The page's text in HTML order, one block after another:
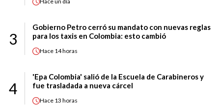
3
Gobierno Petro cerró su mandato con nuevas reglas
para los taxis en Colombia: esto cambió
Hace 14 horas
4
'Epa Colombia' salió de la Escuela de Carabineros y
fue trasladada a nueva cárcel
Hace 13 horas